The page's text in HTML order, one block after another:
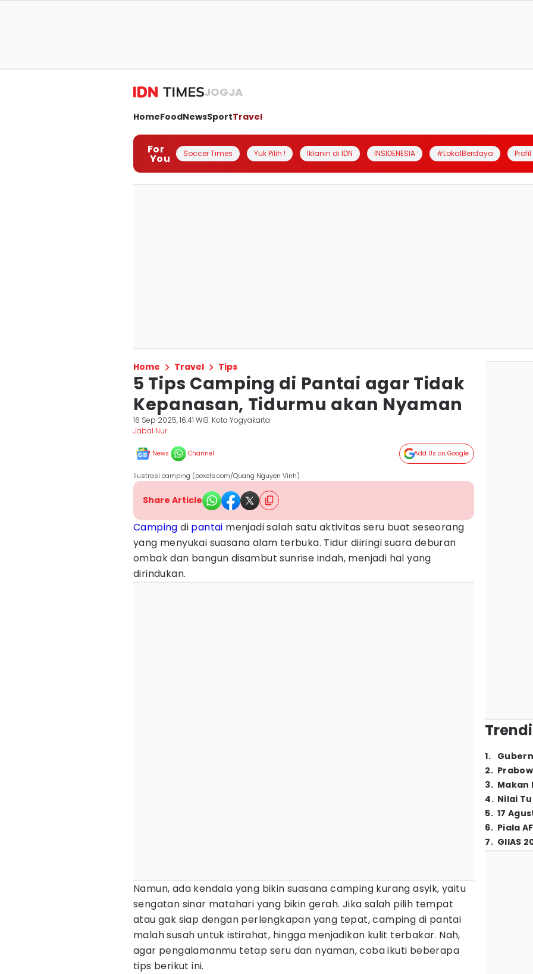
JOGJA
HomeFoodNewsSportTravel
For
You Soccer Times Yuk Pilih ! Iklanin di IDN INSIDENESIA #LokalBerdaya
Home Travel Tips
5 Tips Camping di Pantai agar Tidak
Kepanasan, Tidurmu akan Nyaman
16 Sep 2025, 16:41 WIB Kota Yogyakarta
Jabal Nur
News Channel Add Us on Google
Ilustrasi camping (pexels.com/Quang Nguyen Vinh)
Share Article
Camping di pantai menjadi salah satu aktivitas seru buat seseorang
yang menyukai suasana alam terbuka. Tidur diiringi suara deburan
ombak dan bangun disambut sunrise indah, menjadi hal yang
dirindukan.
Namun, ada kendala yang bikin suasana camping kurang asyik, yaitu
sengatan sinar matahari yang bikin gerah. Jika salah pilih tempat
atau gak siap dengan perlengkapan yang tepat, camping di pantai
malah susah untuk istirahat, hingga menjadikan kulit terbakar. Nah,
agar pengalamanmu tetap seru dan nyaman, coba ikuti beberapa
tips berikut ini.
1.
2.
3. Makan
4. Nilai
5. 17
6. Piala
7. GIIAS